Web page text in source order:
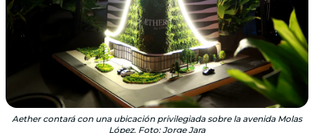
Aether contará con una ubicación privilegiada sobre la avenida Molas
López. Foto: Jorge Jara